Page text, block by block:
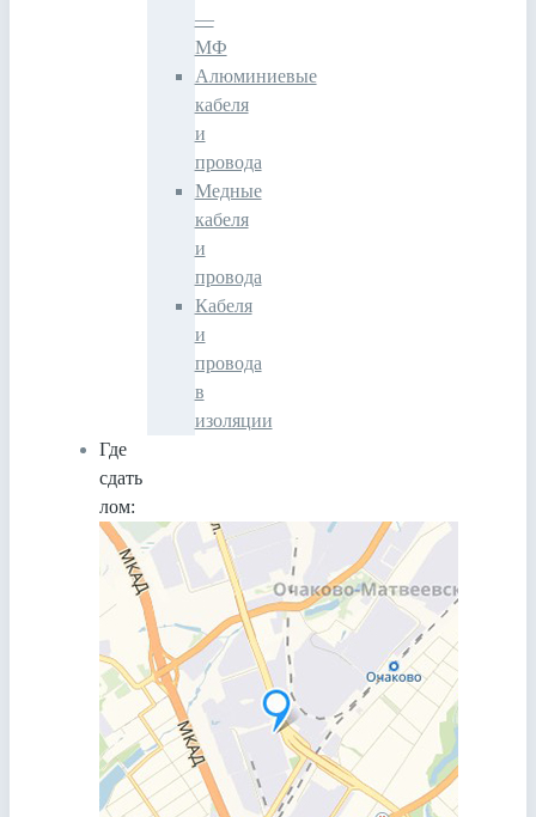
—
МФ
Алюминиевые
кабеля
и
провода
Медные
кабеля
и
провода
Кабеля
и
провода
в
изоляции
Где
сдать
лом: